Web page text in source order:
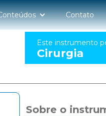
Contato
Este instrumento
Cirurgia
Sobre o